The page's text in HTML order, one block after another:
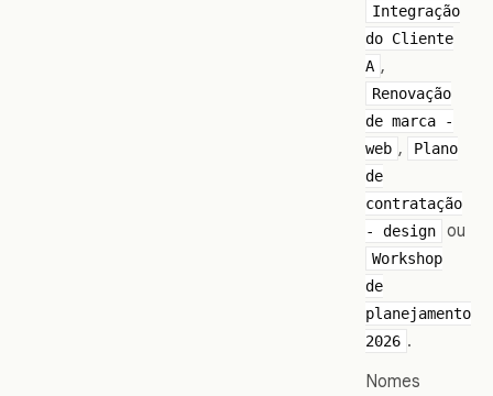
Integração
do Cliente
A ,
Renovação
de marca -
web ,
Plano
de
contratação
- design
ou
Workshop
de
planejamento
2026 .
Nomes